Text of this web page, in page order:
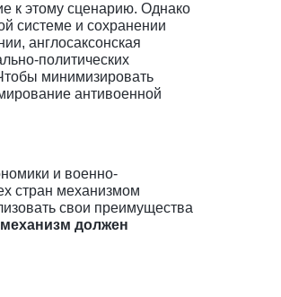
к этому сценарию. Однако
системе и сохранении
англосаксонская
политических
минимизировать
антивоенной
и военно-
стран механизмом
свои преимущества
должен